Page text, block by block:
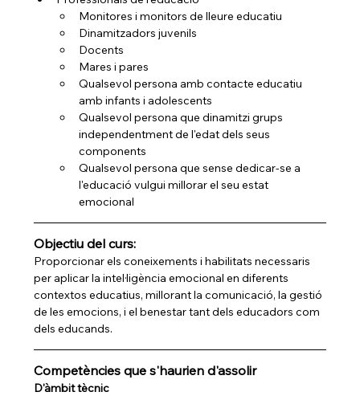
Monitores i monitors de lleure educatiu
Dinamitzadors juvenils
Docents
Mares i pares
Qualsevol persona amb contacte educatiu
amb infants i adolescents
Qualsevol persona que dinamitzi grups
independentment de l'edat dels seus
components
Qualsevol persona que sense dedicar-se a
l'educació vulgui millorar el seu estat
emocional
Objectiu del curs:
Proporcionar els coneixements i habilitats necessaris
per aplicar la intel·ligència emocional en diferents
contextos educatius, millorant la comunicació, la gestió
de les emocions, i el benestar tant dels educadors com
dels educands.
Competències que s'haurien d'assolir
D'àmbit tècnic